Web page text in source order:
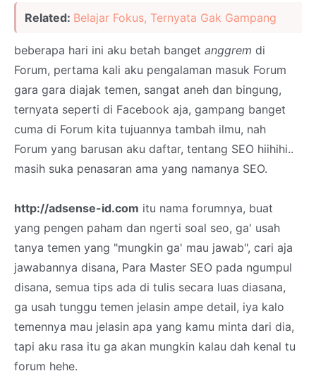
Related: Belajar Fokus, Ternyata Gak Gampang
beberapa hari ini aku betah banget anggrem di
Forum, pertama kali aku pengalaman masuk Forum
gara gara diajak temen, sangat aneh dan bingung,
ternyata seperti di Facebook aja, gampang banget
cuma di Forum kita tujuannya tambah ilmu, nah
Forum yang barusan aku daftar, tentang SEO hiihihi..
masih suka penasaran ama yang namanya SEO.
http://adsense-id.com itu nama forumnya, buat
yang pengen paham dan ngerti soal seo, ga' usah
tanya temen yang "mungkin ga' mau jawab", cari aja
jawabannya disana, Para Master SEO pada ngumpul
disana, semua tips ada di tulis secara luas diasana,
ga usah tunggu temen jelasin ampe detail, iya kalo
temennya mau jelasin apa yang kamu minta dari dia,
tapi aku rasa itu ga akan mungkin kalau dah kenal tu
forum hehe.